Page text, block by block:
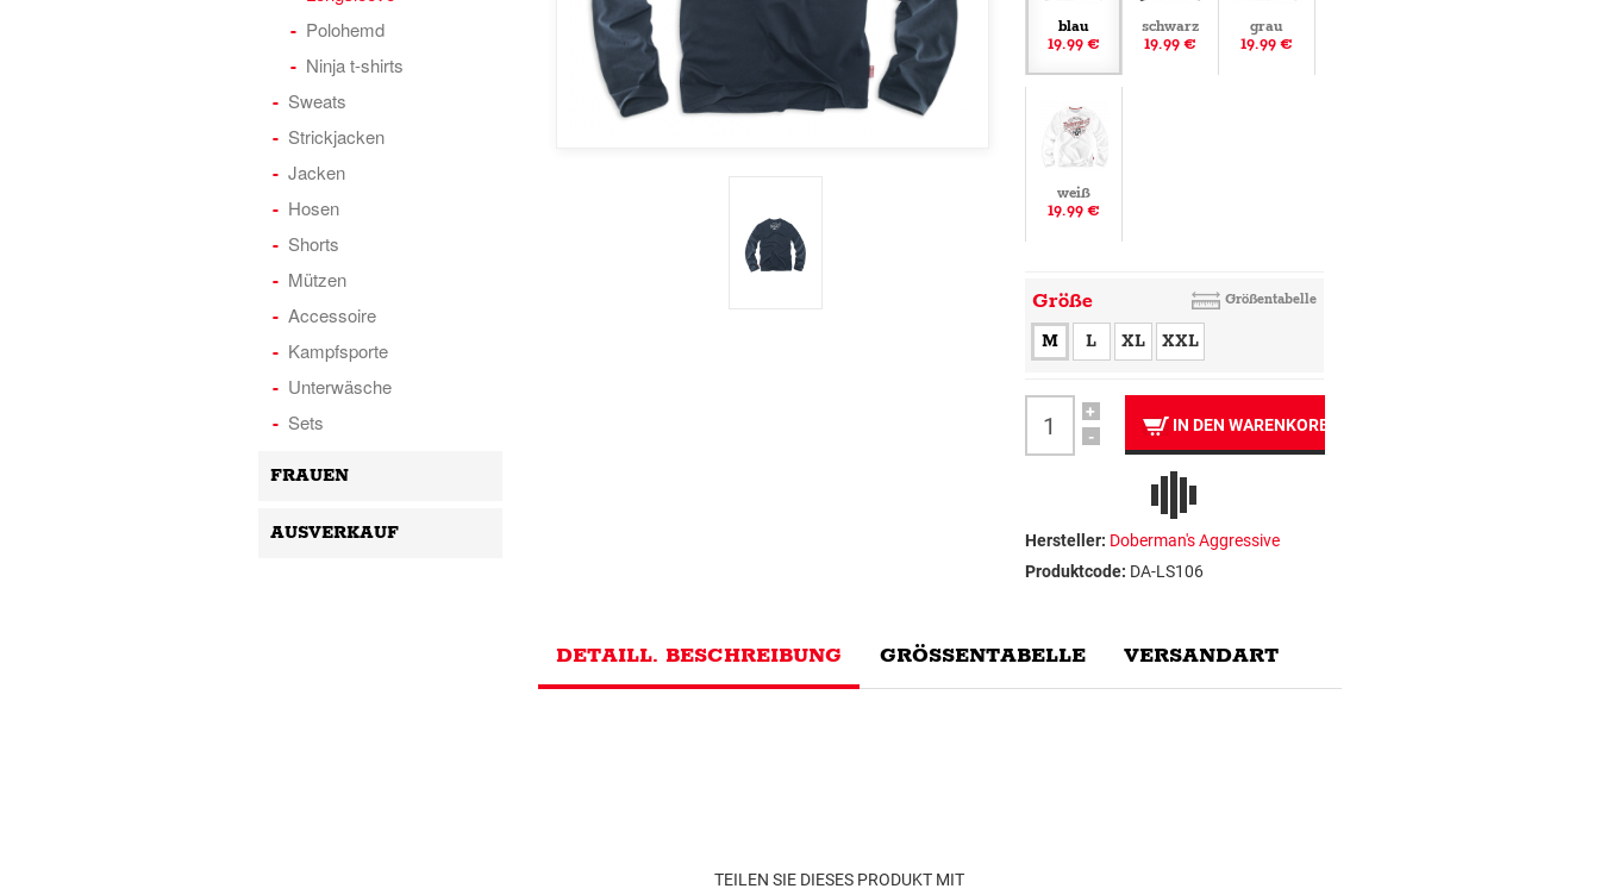
blau
19.99 €
schwarz
19.99 €
grau
19.99 €
weiß
19.99 €
Größe Größentabelle
M L XL XXL
+
-
IN DEN WARENKORB
Hersteller: Doberman's Aggressive
Produktcode: DA-LS106
DETAILL. BESCHREIBUNG GRÖSSENTABELLE VERSANDART
TEILEN SIE DIESES PRODUKT MIT
Polohemd
Ninja t-shirts
Sweats
Strickjacken
Jacken
Hosen
Shorts
Mützen
Accessoire
Kampfsporte
Unterwäsche
Sets
FRAUEN
AUSVERKAUF